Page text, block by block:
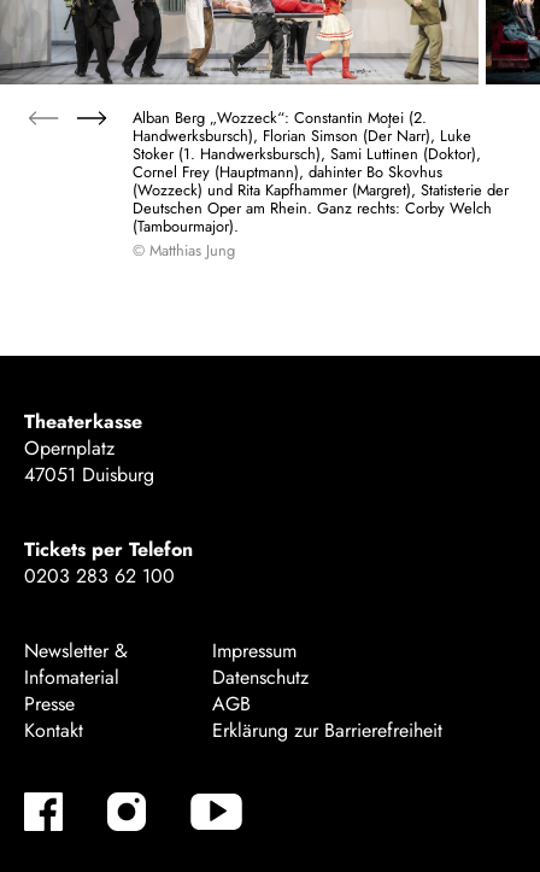
Alban Berg „Wozzeck“: Constantin Moţei (2.
Handwerksbursch), Florian Simson (Der Narr), Luke
Stoker (1. Handwerksbursch), Sami Luttinen (Doktor),
Cornel Frey (Hauptmann), dahinter Bo Skovhus
(Wozzeck) und Rita Kapfhammer (Margret), Statisterie der
Deutschen Oper am Rhein. Ganz rechts: Corby Welch
(Tambourmajor).
© Matthias Jung
Theaterkasse
Opernplatz
47051 Duisburg
Tickets per Telefon
0203 283 62 100
Newsletter &
Infomaterial
Presse
Kontakt
Impressum
Datenschutz
AGB
Erklärung zur Barrierefreiheit